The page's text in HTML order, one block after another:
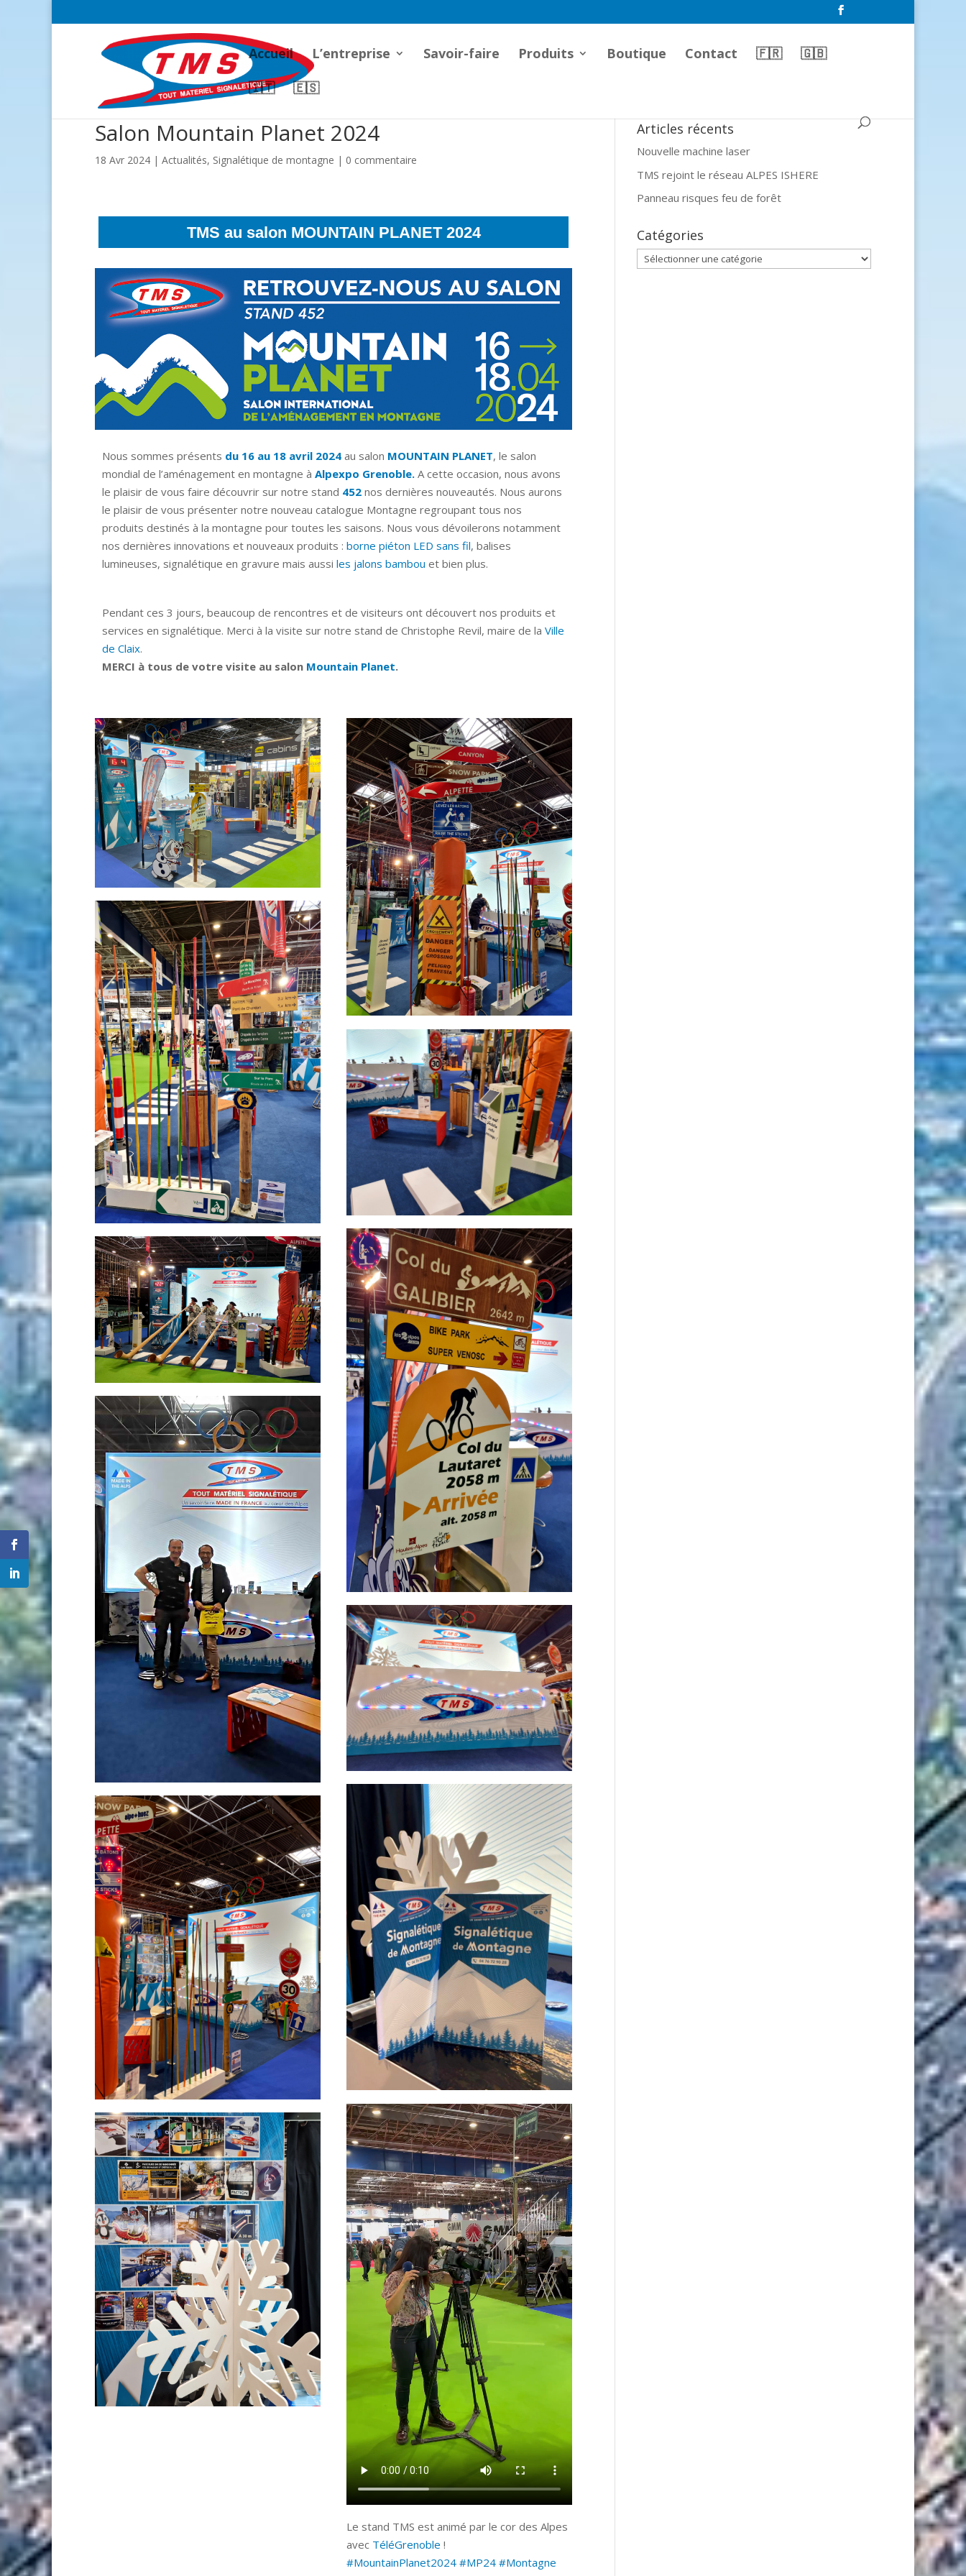
Accueil L’entreprise Savoir-faire Produits Boutique Contact 🇫🇷
🇬🇧
🇮🇹
🇪🇸
Salon Mountain Planet 2024
18 Avr 2024 | Actualités, Signalétique de montagne | 0 commentaire
TMS au salon MOUNTAIN PLANET 2024
Nous sommes présents du 16 au 18 avril 2024 au salon MOUNTAIN PLANET, le salon
mondial de l’aménagement en montagne à Alpexpo Grenoble. A cette occasion, nous avons
le plaisir de vous faire découvrir sur notre stand 452 nos dernières nouveautés. Nous aurons
le plaisir de vous présenter notre nouveau catalogue Montagne regroupant tous nos
produits destinés à la montagne pour toutes les saisons. Nous vous dévoilerons notamment
nos dernières innovations et nouveaux produits : borne piéton LED sans fil, balises
lumineuses, signalétique en gravure mais aussi les jalons bambou et bien plus.
Pendant ces 3 jours, beaucoup de rencontres et de visiteurs ont découvert nos produits et
services en signalétique. Merci à la visite sur notre stand de Christophe Revil, maire de la Ville
de Claix.
MERCI à tous de votre visite au salon Mountain Planet.
Le stand TMS est animé par le cor des Alpes
avec TéléGrenoble !
#MountainPlanet2024 #MP24 #Montagne
Articles récents
Nouvelle machine laser
TMS rejoint le réseau ALPES ISHERE
Panneau risques feu de forêt
Catégories
Catégories